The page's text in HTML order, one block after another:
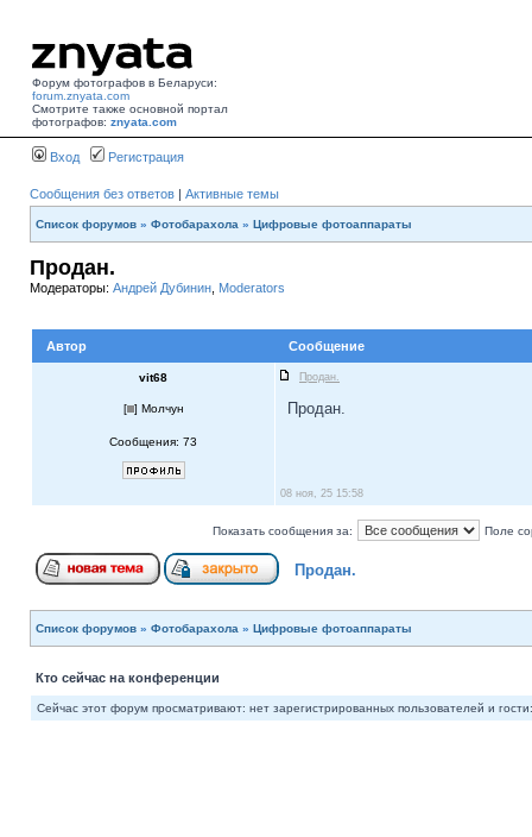
Форум фотографов в Беларуси:
forum.znyata.com
Смотрите также основной портал
фотографов: znyata.com
Вход Регистрация
Сообщения без ответов | Активные темы
Список форумов » Фотобарахола » Цифровые фотоаппараты
Продан.
Модераторы: Андрей Дубинин Moderators
Автор Сообщение
vit68 Продан.
[ ] Молчун
Сообщения: 73
Продан.
08 ноя, 25 15:58
Показать сообщения за: Поле
Продан.
Список форумов » Фотобарахола » Цифровые фотоаппараты
Кто сейчас на конференции
Сейчас этот форум просматривают: нет зарегистрированных пользователей и